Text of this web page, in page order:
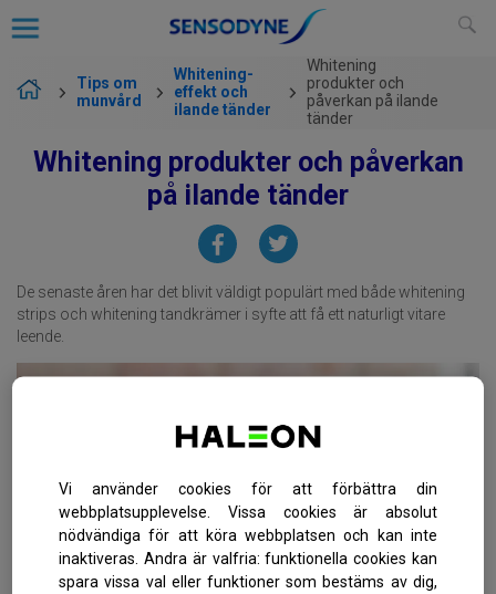
Tips om
munvård
Whitening-
effekt och
ilande tänder
Whitening
produkter och
påverkan på ilande
tänder
Whitening produkter och påverkan
på ilande tänder
De senaste åren har det blivit väldigt populärt med både whitening
strips och whitening tandkrämer i syfte att få ett naturligt vitare
leende.
Vi använder cookies för att förbättra din
webbplatsupplevelse. Vissa cookies är absolut
nödvändiga för att köra webbplatsen och kan inte
inaktiveras. Andra är valfria: funktionella cookies kan
spara vissa val eller funktioner som bestäms av dig,